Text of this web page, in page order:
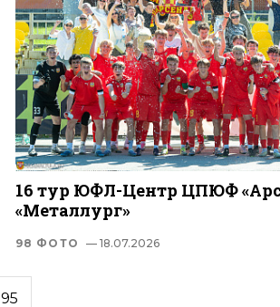
16 тур ЮФЛ-Центр ЦПЮФ
«Металлург»
98 ФОТО — 18.07.2026
95